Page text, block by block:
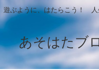
遊ぶように、はたらこう！ 人
あそはたブ